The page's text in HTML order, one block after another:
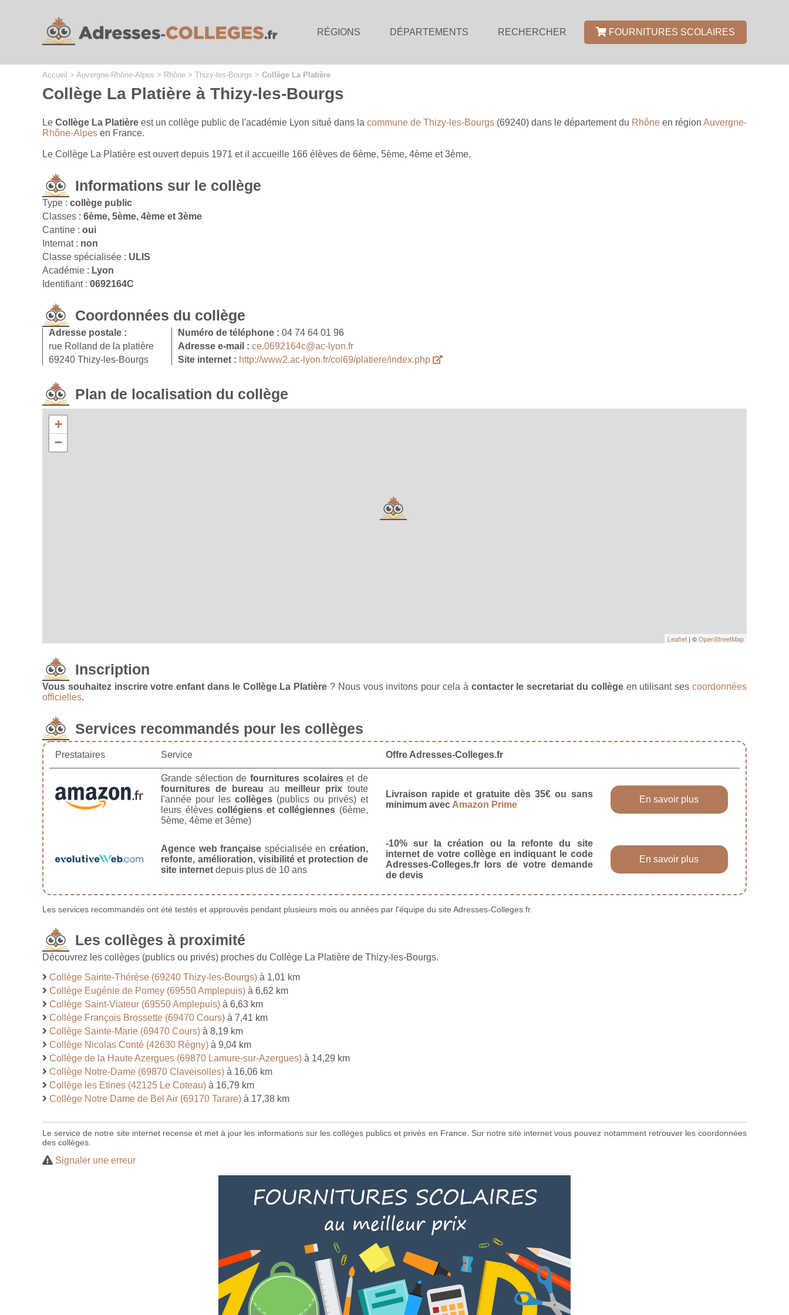
RÉGIONS DÉPARTEMENTS RECHERCHER FOURNITURES SCOLAIRES
Accueil > Auvergne-Rhône-Alpes > Rhône > Thizy-les-Bourgs > Collège La Platière
Collège La Platière à Thizy-les-Bourgs
Le Collège La Platière est un collège public de l'académie Lyon situé dans la commune de Thizy-les-Bourgs (69240) dans le département du Rhône en région Auvergne-
Rhône-Alpes en France.
Le Collège La Platière est ouvert depuis 1971 et il accueille 166 élèves de 6ème, 5ème, 4ème et 3ème.
Informations sur le collège
Type : collège public
Classes : 6ème, 5ème, 4ème et 3ème
Cantine : oui
Internat : non
Classe spécialisée : ULIS
Académie : Lyon
Identifiant : 0692164C
Coordonnées du collège
Adresse postale :
rue Rolland de la platière
69240 Thizy-les-Bourgs
Numéro de téléphone : 04 74 64 01 96
Adresse e-mail : ce.0692164c@ac-lyon.fr
Site internet : http://www2.ac-lyon.fr/col69/platiere/index.php
Plan de localisation du collège
+
−
Leaflet | ©OpenStreetMap
Inscription
Vous souhaitez inscrire votre enfant dans le Collège La Platière ? Nous vous invitons pour cela à contacter le secretariat du collègeen utilisant sescoordonnées
officielles.
Services recommandés pour les collèges
Prestataires Service Offre Adresses-Colleges.fr
Grande sélection de fournitures scolaireset de
fournitures de bureau au meilleur prixtoute
l'année pour les collèges(publics ou privés) et
leurs élèvescollégiens et collégiennes (6ème,
5ème, 4ème et 3ème)
Livraison rapide et gratuite dès 35€ ou sans
minimum avec Amazon Prime
En savoir plus
Agence web française spécialisée en création,
refonte, amélioration, visibilité et protection de
site internet depuis plus de 10 ans
-10% sur la création ou la refonte du site
internet de votre collège en indiquant le code
Adresses-Colleges.fr lors de votre demande
de devis
En savoir plus
Les services recommandés ont été testés et approuvés pendant plusieurs mois ou années par l'équipe du site Adresses-Colleges.fr.
Les collèges à proximité
Découvrez les collèges (publics ou privés) proches du Collège La Platière de Thizy-les-Bourgs.
Collège Sainte-Thérèse (69240 Thizy-les-Bourgs) à 1,01 km
Collège Eugénie de Pomey (69550 Amplepuis) à 6,62 km
Collège Saint-Viateur (69550 Amplepuis) à 6,63 km
Collège François Brossette (69470 Cours) à 7,41 km
Collège Sainte-Marie (69470 Cours) à 8,19 km
Collège Nicolas Conté (42630 Régny) à 9,04 km
Collège de la Haute Azergues (69870 Lamure-sur-Azergues) à 14,29 km
Collège Notre-Dame (69870 Claveisolles) à 16,06 km
Collège les Etines (42125 Le Coteau) à 16,79 km
Collège Notre Dame de Bel Air (69170 Tarare) à 17,38 km
Le service de notre site internet recense et met à jour les informations sur les collèges publics et privés en France. Sur notre site internet vous pouvez notamment retrouver les coordonnées
des collèges.
Signaler une erreur